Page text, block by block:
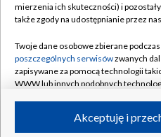
Naziemna Telewizja
Rada Programowa
System NOS
Informacje o nadawcy
Program dla prasy
mierzenia ich skuteczności) i
także zgody na udostępnianie przez
Twoje dane osobowe zbierane
poszczególnych serwisówzwanych
zapisywane za pomocą technologii
WWW lub innych podobnych
ruchu w Internecie.Akceptuję i